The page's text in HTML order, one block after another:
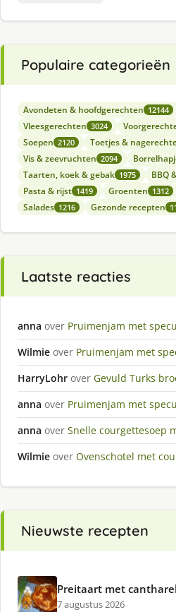
Populaire categorieën
Avondeten & hoofdgerechten 12144
Vleesgerechten 3024
Soepen 2120 Toetjes &
Vis & zeevruchten 2094
Taarten, koek & gebak 1975 BBQ
Pasta & rijst 1419 Groenten 1312
Salades 1216 Gezonde recepten
Laatste reacties
anna over Pruimenjam met
Wilmie over Pruimenjam met
HarryLohr over Gevuld Turks
anna over Pruimenjam met
anna over Snelle courgettesoep
Wilmie over Ovenschotel met
Nieuwste recepten
Preitaart met
7 augustus 2026